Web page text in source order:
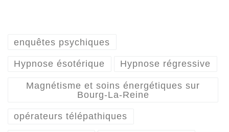
enquêtes psychiques
Hypnose ésotérique Hypnose régressive
Magnétisme et soins énergétiques sur
Bourg-La-Reine
opérateurs télépathiques